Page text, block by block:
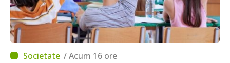
/ Acum 16 ore